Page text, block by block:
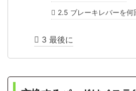
2.5 ブレーキレバーを何
3 最後に